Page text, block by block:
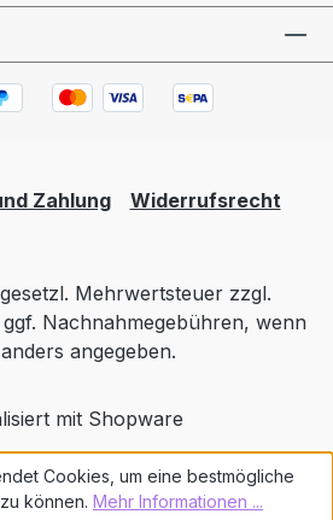
Zahlung Widerrufsrecht
Mehrwertsteuer zzgl.
Nachnahmegebühren, wenn
angegeben.
mit Shopware
Cookies, um eine bestmögliche
können. Mehr Informationen ...